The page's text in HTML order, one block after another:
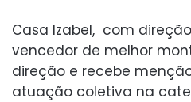
Casa Izabel, com
vencedor de melhor
direção e recebe
atuação coletiva na